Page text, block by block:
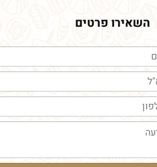
השאירו פרטים